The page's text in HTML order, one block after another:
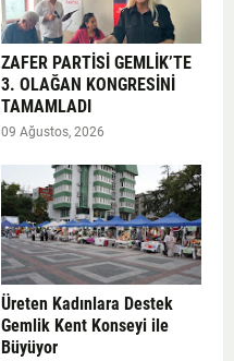
ZAFER PARTİSİ GEMLİK’TE
3. OLAĞAN KONGRESİNİ
TAMAMLADI
09 Ağustos, 2026
Üreten Kadınlara Destek
Gemlik Kent Konseyi ile
Büyüyor